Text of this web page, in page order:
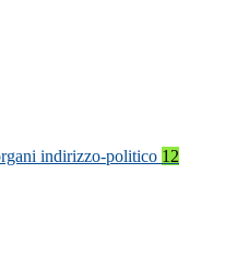
indirizzo-politico 12